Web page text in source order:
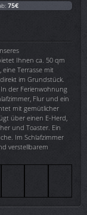
75€
Ihnen ca. 50 qm
Terrasse mit
im Grundstück.
der Ferienwohnung
Flur und ein
mit gemütlicher
über einen E-Herd,
und Toaster. Ein
Im Schlafzimmer
verstellbarem